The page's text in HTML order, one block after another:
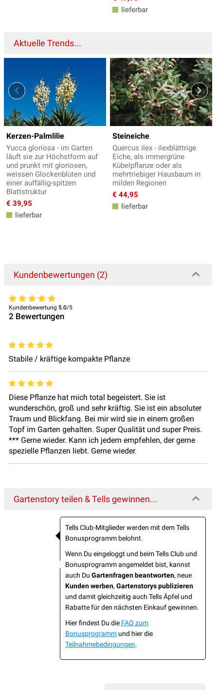
lieferbar
Aktuelle Trends...
Kerzen-Palmlilie
Yucca gloriosa - im Garten
läuft sie zur Höchstform auf
und prunkt mit gloriosen,
weissen Glockenblüten und
einer auffällig-spitzen
Blattstruktur
€ 39,95
lieferbar
Steineiche
Quercus ilex - ilexblättrige
Eiche, als immergrüne
Kübelpflanze oder als
mehrtriebiger Hausbaum in
milden Regionen
€ 44,95
lieferbar
Kundenbewertungen (2)
Kundenbewertung 5.0/5
2 Bewertungen
Stabile / kräftige kompakte Pflanze
Diese Pflanze hat mich total begeistert. Sie ist
wunderschön, groß und sehr kräftig. Sie ist ein absoluter
Traum und Blickfang. Bei mir wird sie in einem großen
Topf im Garten gehalten. Super Qualität und super Preis.
*** Gerne wieder. Kann ich jedem empfehlen, der gerne
spezielle Pflanzen liebt. Gerne wieder.
Gartenstory teilen & Tells gewinnen...
Tells Club-Mitglieder werden mit dem Tells
Bonusprogramm belohnt.
Wenn Du eingeloggt und beim Tells Club und
Bonusprogramm angemeldet bist, kannst
auch Du Gartenfragen beantworten, neue
Kunden werben, Gartenstorys publizieren
und damit gleichzeitig auch Tells Äpfel und
Rabatte für den nächsten Einkauf gewinnen.
Hier findest Du die FAQ zum
Bonusprogramm und hier die
Teilnahmebedingungen.